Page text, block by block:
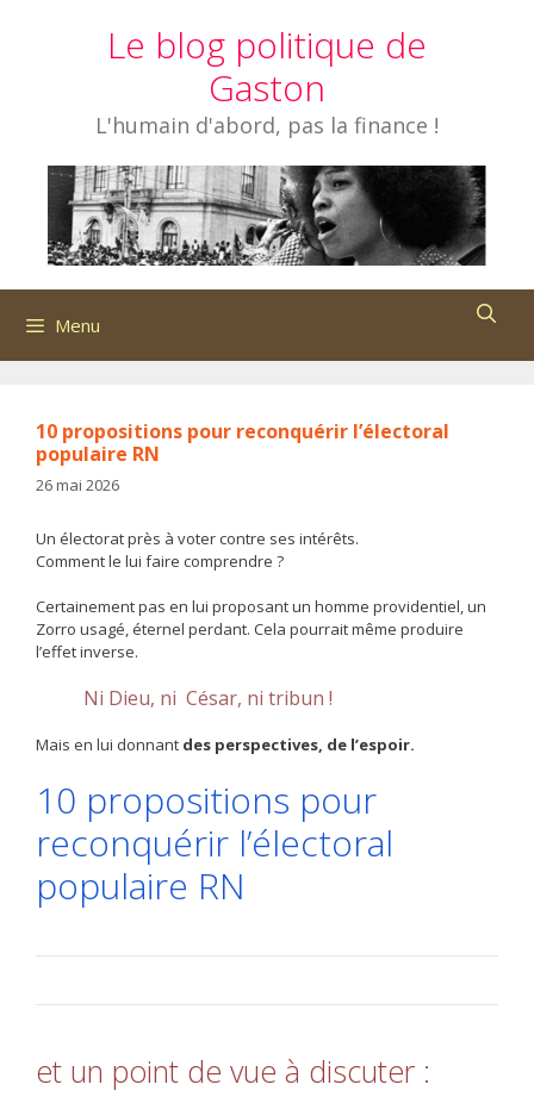
Le blog politique de
Gaston
L'humain d'abord, pas la finance !
Menu
10 propositions pour reconquérir l’électoral
populaire RN
26 mai 2026
Un électorat près à voter contre ses intérêts.
Comment le lui faire comprendre ?
Certainement pas en lui proposant un homme providentiel, un
Zorro usagé, éternel perdant. Cela pourrait même produire
l’effet inverse.
Ni Dieu, ni César, ni tribun !
Mais en lui donnant des perspectives, de l’espoir.
10 propositions pour
reconquérir l’électoral
populaire RN
et un point de vue à discuter :